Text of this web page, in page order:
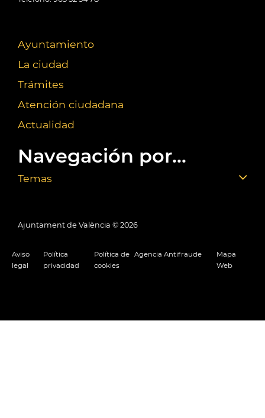
Ayuntamiento
La ciudad
Trámites
Atención ciudadana
Actualidad
Navegación por...
Temas
Ajuntament de València © 2026
Aviso
legal
Política
privacidad
Política de
cookies
Agencia Antifraude
Mapa
Web